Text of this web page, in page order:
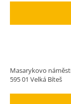
Masarykovo
595 01 Velká Bíteš